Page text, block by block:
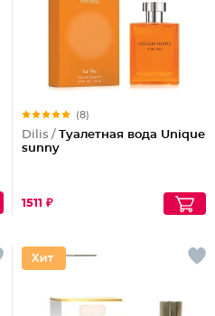
(8)
Dilis / Туалетная вода Unique
sunny
1511 ₽